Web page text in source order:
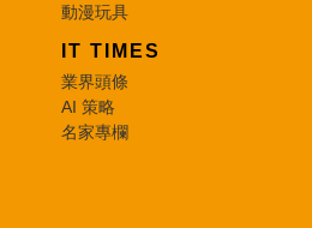
動漫玩具
IT TIMES
業界頭條
AI 策略
名家專欄